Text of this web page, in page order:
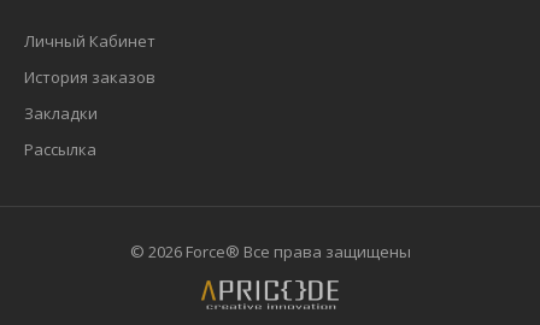
Личный Кабинет
История заказов
Закладки
Рассылка
© 2026 Force® Все права защищены